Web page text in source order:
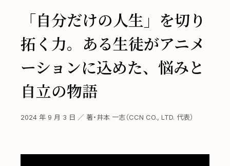
「自分だけの人生」を切り
拓く力。ある生徒がアニメ
ーションに込めた、悩みと
自立の物語
2024 年 9 月 3 日 ／ 著・井本 一志（CCN CO., LTD. 代表）